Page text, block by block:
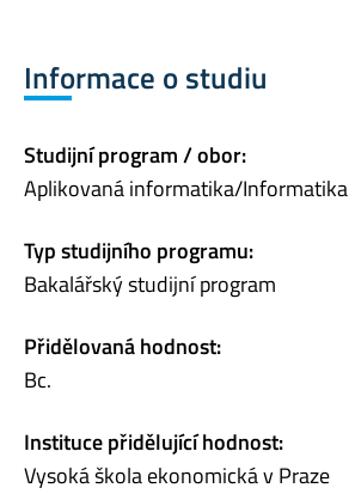
Informace o studiu
Studijní program / obor:
Aplikovaná informatika/Informatika
Typ studijního programu:
Bakalářský studijní program
Přidělovaná hodnost:
Bc.
Instituce přidělující hodnost:
Vysoká škola ekonomická v Praze